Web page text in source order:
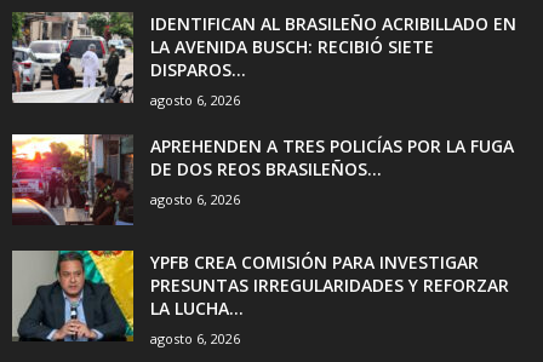
IDENTIFICAN AL BRASILEÑO ACRIBILLADO EN
LA AVENIDA BUSCH: RECIBIÓ SIETE
DISPAROS...
agosto 6, 2026
APREHENDEN A TRES POLICÍAS POR LA FUGA
DE DOS REOS BRASILEÑOS...
agosto 6, 2026
YPFB CREA COMISIÓN PARA INVESTIGAR
PRESUNTAS IRREGULARIDADES Y REFORZAR
LA LUCHA...
agosto 6, 2026